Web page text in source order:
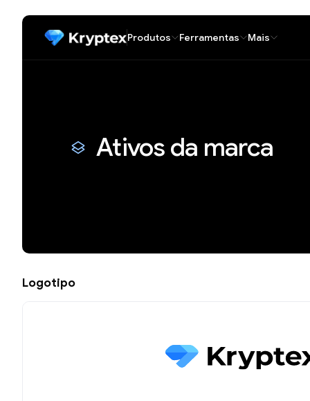
Produtos Ferramentas Mais
Ativos da marca
Logotipo